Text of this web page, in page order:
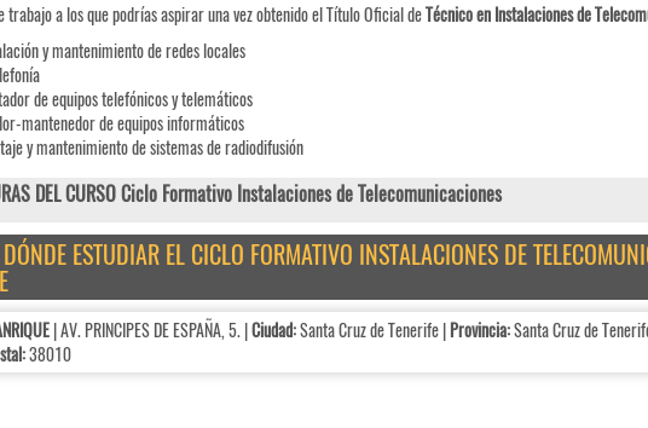
trabajo a los que podrías aspirar una vez obtenido el Título Oficial deTécnico en Instalaciones de
y mantenimiento de redes locales
de equipos telefónicos y telemáticos
mantenedor de equipos informáticos
y mantenimiento de sistemas de radiodifusión
DEL CURSO Ciclo Formativo Instalaciones de Telecomunicaciones
ESTUDIAR EL CICLO FORMATIVO INSTALACIONES DE
| AV. PRINCIPES DE ESPAÑA, 5. |Ciudad:Santa Cruz de Tenerife |Provincia:Santa Cruz de
38010